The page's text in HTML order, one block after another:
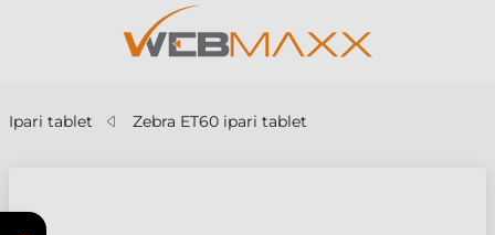
Ipari tablet Zebra ET60 ipari tablet